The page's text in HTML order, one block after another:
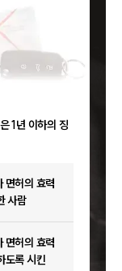
1년 이하의 징
면허의 효력
사람
면허의 효력
도록 시킨